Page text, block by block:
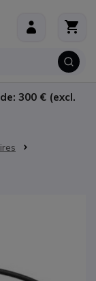
300 € (excl.